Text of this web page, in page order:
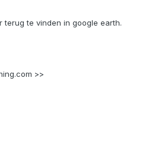
te vinden in google earth.
>>